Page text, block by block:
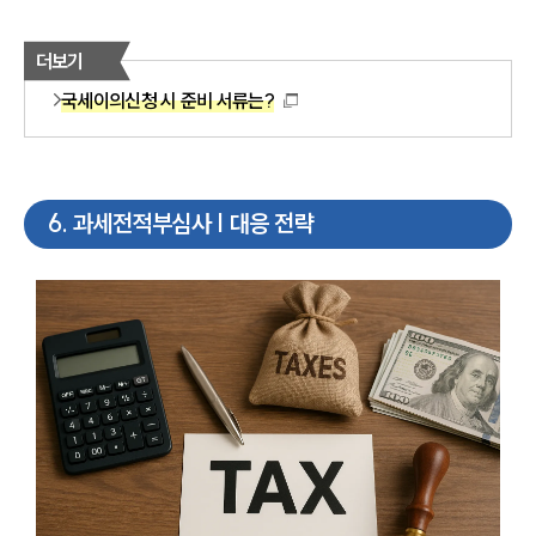
더보기
국세이의신청 시 준비 서류는?
6. 과세전적부심사 | 대응 전략